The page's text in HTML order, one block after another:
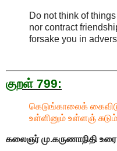
Do not think of
nor contract
forsake you in
குறள் 799:
கெடுங்காலைக்
உள்ளினும் உள்ளஞ்
கலைஞர் மு.கருணாநிதி